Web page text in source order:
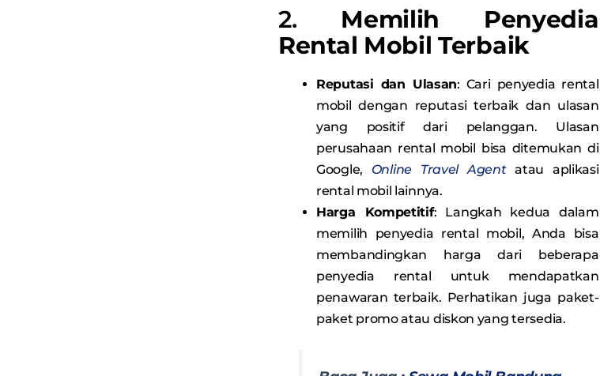
2. Memilih Penyedia
Rental Mobil Terbaik
Reputasi dan Ulasan: Cari penyedia rental
mobil dengan reputasi terbaik dan ulasan
yang positif dari pelanggan. Ulasan
perusahaan rental mobil bisa ditemukan di
Google, Online Travel Agentatau aplikasi
rental mobil lainnya.
Harga Kompetitif: Langkah kedua dalam
memilih penyedia rental mobil, Anda bisa
membandingkan harga dari beberapa
penyedia rental untuk mendapatkan
penawaran terbaik. Perhatikan juga paket-
paket promo atau diskon yang tersedia.